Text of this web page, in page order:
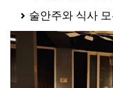
술안주와 식사